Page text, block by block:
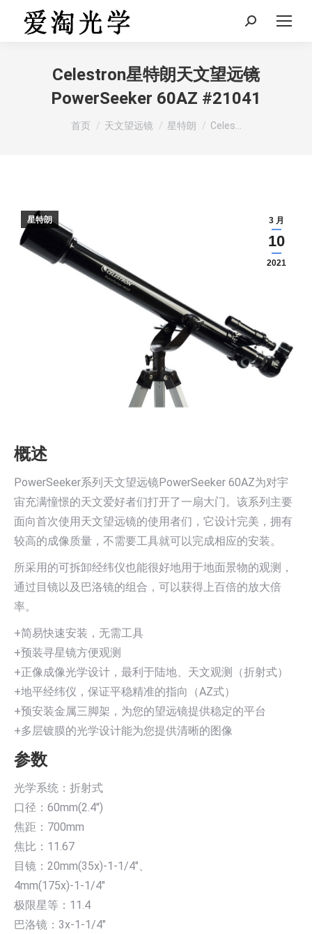
Search:
Celestron星特朗天文望远镜
PowerSeeker 60AZ #21041
您在这里：
首页 天文望远镜 星特朗 Celes…
3 月
10
2021
星特朗
概述
PowerSeeker系列天文望远镜PowerSeeker 60AZ为对宇
宙充满憧憬的天文爱好者们打开了一扇大门。该系列主要
面向首次使用天文望远镜的使用者们，它设计完美，拥有
较高的成像质量，不需要工具就可以完成相应的安装。
所采用的可拆卸经纬仪也能很好地用于地面景物的观测，
通过目镜以及巴洛镜的组合，可以获得上百倍的放大倍
率。
+简易快速安装，无需工具
+预装寻星镜方便观测
+正像成像光学设计，最利于陆地、天文观测（折射式）
+地平经纬仪，保证平稳精准的指向（AZ式）
+预安装金属三脚架，为您的望远镜提供稳定的平台
+多层镀膜的光学设计能为您提供清晰的图像
参数
光学系统：折射式
口径：60mm(2.4″)
焦距：700mm
焦比：11.67
目镜：20mm(35x)-1-1/4″、
4mm(175x)-1-1/4″
极限星等：11.4
巴洛镜：3x-1-1/4″